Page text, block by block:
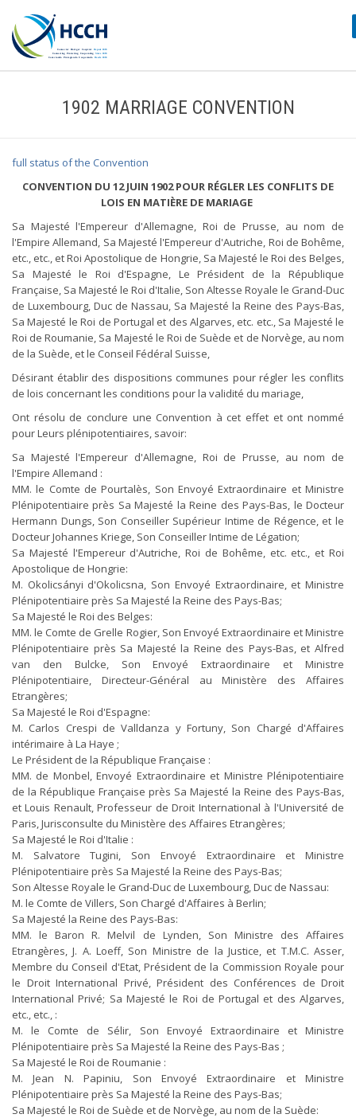
1902 MARRIAGE CONVENTION
full status of the Convention
CONVENTION DU 12 JUIN 1902 POUR RÉGLER LES CONFLITS DE
LOIS EN MATIÈRE DE MARIAGE
Sa Majesté l'Empereur d'Allemagne, Roi de Prusse, au nom de
l'Empire Allemand, Sa Majesté l'Empereur d'Autriche, Roi de Bohême,
etc., etc., et Roi Apostolique de Hongrie, Sa Majesté le Roi des Belges,
Sa Majesté le Roi d'Espagne, Le Président de la République
Française, Sa Majesté le Roi d'Italie, Son Altesse Royale le Grand-Duc
de Luxembourg, Duc de Nassau, Sa Majesté la Reine des Pays-Bas,
Sa Majesté le Roi de Portugal et des Algarves, etc. etc., Sa Majesté le
Roi de Roumanie, Sa Majesté le Roi de Suède et de Norvège, au nom
de la Suède, et le Conseil Fédéral Suisse,
Désirant établir des dispositions communes pour régler les conflits
de lois concernant les conditions pour la validité du mariage,
Ont résolu de conclure une Convention à cet effet et ont nommé
pour Leurs plénipotentiaires, savoir:
Sa Majesté l'Empereur d'Allemagne, Roi de Prusse, au nom de
l'Empire Allemand :
MM. le Comte de Pourtalès, Son Envoyé Extraordinaire et Ministre
Plénipotentiaire près Sa Majesté la Reine des Pays-Bas, le Docteur
Hermann Dungs, Son Conseiller Supérieur Intime de Régence, et le
Docteur Johannes Kriege, Son Conseiller Intime de Légation;
Sa Majesté l'Empereur d'Autriche, Roi de Bohême, etc. etc., et Roi
Apostolique de Hongrie:
M. Okolicsányi d'Okolicsna, Son Envoyé Extraordinaire, et Ministre
Plénipotentiaire près Sa Majesté la Reine des Pays-Bas;
Sa Majesté le Roi des Belges:
MM. le Comte de Grelle Rogier, Son Envoyé Extraordinaire et Ministre
Plénipotentiaire près Sa Majesté la Reine des Pays-Bas, et Alfred
van den Bulcke, Son Envoyé Extraordinaire et Ministre
Plénipotentiaire, Directeur-Général au Ministère des Affaires
Etrangères;
Sa Majesté le Roi d'Espagne:
M. Carlos Crespi de Valldanza y Fortuny, Son Chargé d'Affaires
intérimaire à La Haye ;
Le Président de la République Française :
MM. de Monbel, Envoyé Extraordinaire et Ministre Plénipotentiaire
de la République Française près Sa Majesté la Reine des Pays-Bas,
et Louis Renault, Professeur de Droit International à l'Université de
Paris, Jurisconsulte du Ministère des Affaires Etrangères;
Sa Majesté le Roi d'Italie :
M. Salvatore Tugini, Son Envoyé Extraordinaire et Ministre
Plénipotentiaire près Sa Majesté la Reine des Pays-Bas;
Son Altesse Royale le Grand-Duc de Luxembourg, Duc de Nassau:
M. le Comte de Villers, Son Chargé d'Affaires à Berlin;
Sa Majesté la Reine des Pays-Bas:
MM. le Baron R. Melvil de Lynden, Son Ministre des Affaires
Etrangères, J. A. Loeff, Son Ministre de la Justice, et T.M.C. Asser,
Membre du Conseil d'Etat, Président de la Commission Royale pour
le Droit International Privé, Président des Conférences de Droit
International Privé; Sa Majesté le Roi de Portugal et des Algarves,
etc., etc., :
M. le Comte de Sélir, Son Envoyé Extraordinaire et Ministre
Plénipotentiaire près Sa Majesté la Reine des Pays-Bas ;
Sa Majesté le Roi de Roumanie :
M. Jean N. Papiniu, Son Envoyé Extraordinaire et Ministre
Plénipotentiaire près Sa Majesté la Reine des Pays-Bas;
Sa Majesté le Roi de Suède et de Norvège, au nom de la Suède: